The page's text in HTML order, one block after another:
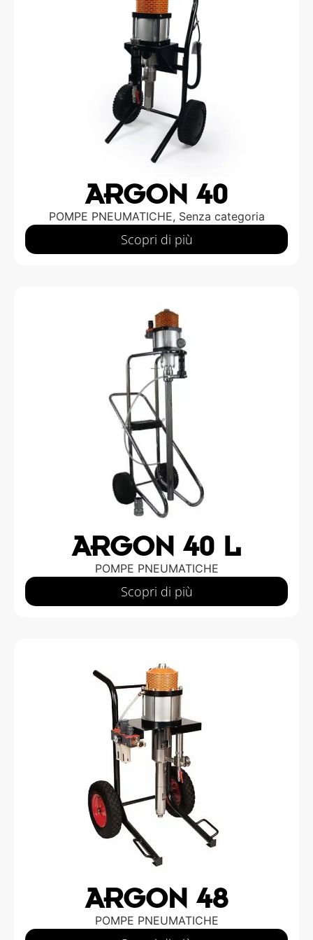
ARGON 40
POMPE PNEUMATICHE, Senza categoria
Scopri di più
ARGON 40 L
POMPE PNEUMATICHE
Scopri di più
ARGON 48
POMPE PNEUMATICHE